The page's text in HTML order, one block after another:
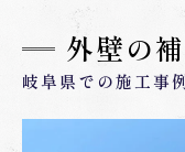
外壁の
岐阜県での施工事